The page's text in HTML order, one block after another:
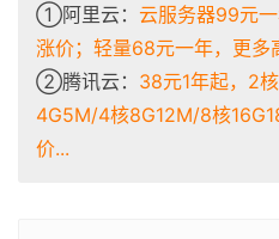
①阿里云： 云服务器99元
涨价；轻量68元一年，更多
②腾讯云： 38元1年起，2
4G5M/4核8G12M/8核
价...